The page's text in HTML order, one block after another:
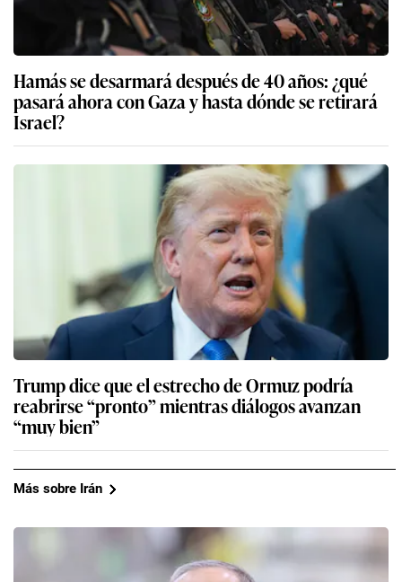
Hamás se desarmará después de 40 años: ¿qué
pasará ahora con Gaza y hasta dónde se retirará
Israel?
Trump dice que el estrecho de Ormuz podría
reabrirse “pronto” mientras diálogos avanzan
“muy bien”
Más sobre Irán